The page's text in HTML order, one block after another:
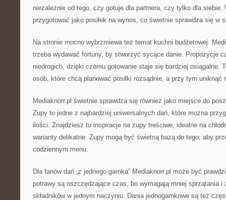
niezależnie od tego, czy gotuje dla partnera, czy tylko dla siebie.
przygotować jako posiłek na wynos, co świetnie sprawdza się w
Na stronie mocno wybrzmiewa też temat kuchni budżetowej.
trzeba wydawać fortuny, by stworzyć sycące danie. Propozycje
niedrogich, dzięki czemu gotowanie staje się bardziej osiągalne.
osób, które chcą planować posiłki rozsądnie, a przy tym uniknąć
Mediaknorr.pl świetnie sprawdza się również jako miejsce do
Zupy to jedne z najbardziej uniwersalnych dań, które można
ilości. Znajdziesz tu inspiracje na zupy treściwe, idealne na
warianty delikatne. Zupy mogą być świetną bazą do tego, aby
codziennym menu.
Dla fanów dań „z jednego garnka” Mediaknorr.pl może być
potrawy są oszczędzające czas, bo wymagają mniej sprzątania i
składników w jednym naczyniu. Dania jednogarnkowe są też